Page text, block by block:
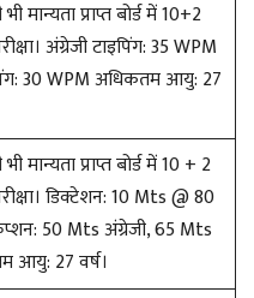
मान्यता प्राप्त बोर्ड में 10+2
अंग्रेजी टाइपिंग: 35 WPM
30 WPM अधिकतम आयु: 27
मान्यता प्राप्त बोर्ड में 10 + 2
डिक्टेशन: 10 Mts @ 80
50 Mts अंग्रेजी, 65 Mts
आयु: 27 वर्ष।